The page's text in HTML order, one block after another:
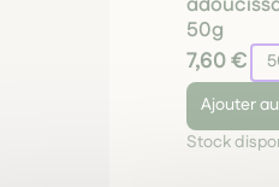
50g
7,60 €
Ajouter
Stock